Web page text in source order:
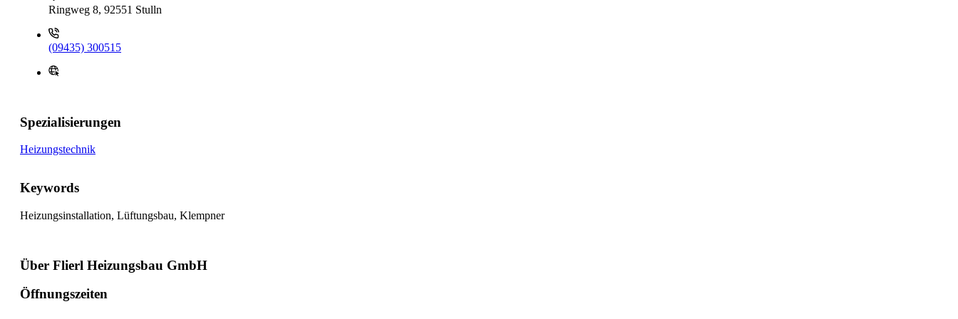
Ringweg 8, 92551 Stulln
(09435) 300515
Spezialisierungen
Heizungstechnik
Keywords
Heizungsinstallation, Lüftungsbau, Klempner
Über Flierl Heizungsbau GmbH
Öffnungszeiten